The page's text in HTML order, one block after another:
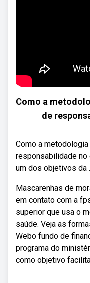
Como a
de
Como a
responsabilidade no
um dos objetivos da
Mascarenhas de
em contato com a
superior que usa o
saúde. Veja as
Webo fundo de
programa do
como objetivo